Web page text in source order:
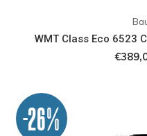
WMT Class Eco 6523
-26%